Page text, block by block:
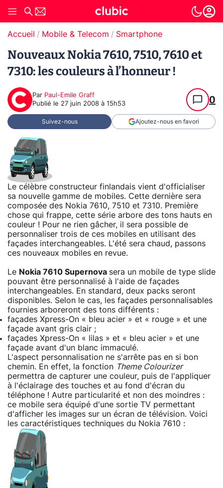
Accueil Mobile & Telecom Smartphone
Nouveaux Nokia 7610, 7510, 7610 et
7310: les couleurs à l’honneur !
Par Paul-Emile Graff
Publié le 27 juin 2008 à 15h53 0
Suivez-nous Ajoutez-nous en favori
Le célèbre constructeur finlandais vient d'officialiser
sa nouvelle gamme de mobiles. Cette dernière sera
composée des Nokia 7610, 7510 et 7310. Première
chose qui frappe, cette série arbore des tons hauts en
couleur ! Pour ne rien gâcher, il sera possible de
personnaliser trois de ces mobiles en utilisant des
façades interchangeables. L'été sera chaud, passons
ces nouveaux mobiles en revue.
Le Nokia 7610 Supernova sera un mobile de type slide
pouvant être personnalisé à l'aide de façades
interchangeables. En standard, deux packs seront
disponibles. Selon le cas, les façades personnalisables
fournies arboreront des tons différents :
façades Xpress-On « bleu acier » et « rouge » et une
façade avant gris clair ;
façades Xpress-On « lilas » et « bleu acier » et une
façade avant d'un blanc immaculé.
L'aspect personnalisation ne s'arrête pas en si bon
chemin. En effet, la fonction Theme Colourizer
permettra de capturer une couleur, puis de l'appliquer
à l'éclairage des touches et au fond d'écran du
téléphone ! Autre particularité et non des moindres :
ce mobile sera équipé d'une sortie TV permettant
d'afficher les images sur un écran de télévision. Voici
les caractéristiques techniques du Nokia 7610 :